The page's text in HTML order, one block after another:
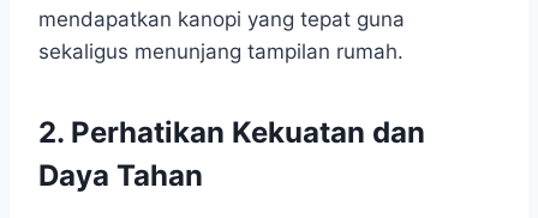
mendapatkan kanopi yang tepat guna
sekaligus menunjang tampilan rumah.
2. Perhatikan Kekuatan dan
Daya Tahan